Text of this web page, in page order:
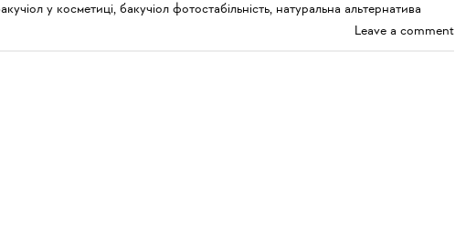
у косметиці, бакучіол фотостабільність, натуральна альтернатива
Leave a comment